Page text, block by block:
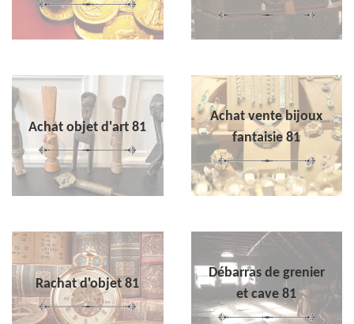
Achat objet d'art 81
Achat vente bijoux
fantaisie 81
Rachat d'objet 81
Débarras de grenier
et cave 81